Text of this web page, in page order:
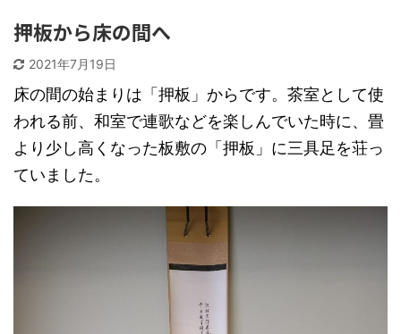
押板から床の間へ
2021年7月19日
床の間の始まりは「押板」からです。茶室として使
われる前、和室で連歌などを楽しんでいた時に、畳
より少し高くなった板敷の「押板」に三具足を荘っ
ていました。